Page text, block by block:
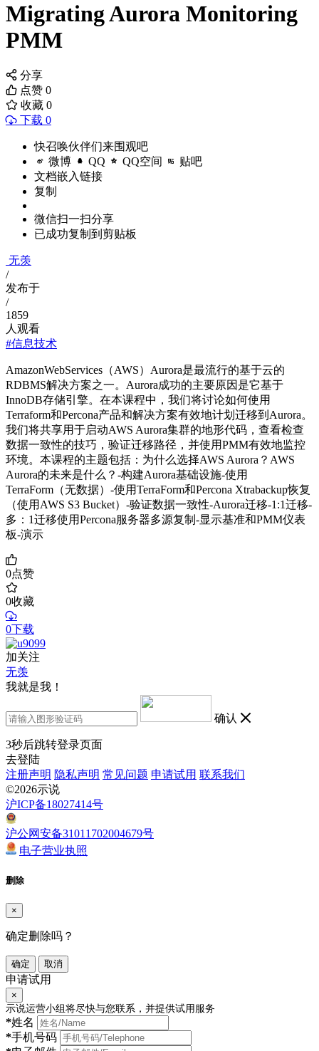
Migrating Aurora Monitoring
PMM
分享
点赞 0
收藏 0
下载 0
快召唤伙伴们来围观吧
微博 QQ QQ空间 贴吧
文档嵌入链接
复制
微信扫一扫分享
已成功复制到剪贴板
无羡
/
发布于
/
1859
人观看
#信息技术
AmazonWebServices（AWS）Aurora是最流行的基于云的
RDBMS解决方案之一。Aurora成功的主要原因是它基于
InnoDB存储引擎。在本课程中，我们将讨论如何使用
Terraform和Percona产品和解决方案有效地计划迁移到Aurora。
我们将共享用于启动AWS Aurora集群的地形代码，查看检查
数据一致性的技巧，验证迁移路径，并使用PMM有效地监控
环境。本课程的主题包括：为什么选择AWS Aurora？AWS
Aurora的未来是什么？-构建Aurora基础设施-使用
TerraForm（无数据）-使用TerraForm和Percona Xtrabackup恢复
（使用AWS S3 Bucket）-验证数据一致性-Aurora迁移-1:1迁移-
多：1迁移使用Percona服务器多源复制-显示基准和PMM仪表
板-演示
0点赞
0收藏
0下载
加关注
无羡
我就是我！
确认
3秒后跳转登录页面
去登陆
注册声明 隐私声明 常见问题 申请试用 联系我们
©2026示说
沪ICP备18027414号
沪公网安备31011702004679号
电子营业执照
删除
×
确定删除吗？
确定 取消
申请试用
×
示说运营小组将尽快与您联系，并提供试用服务
*姓名
*手机号码